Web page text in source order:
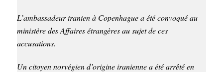
L’ambassadeur iranien à Copenhague a été convoqué au
ministère des Affaires étrangères au sujet de ces
accusations.
Un citoyen norvégien d’origine iranienne a été arrêté en